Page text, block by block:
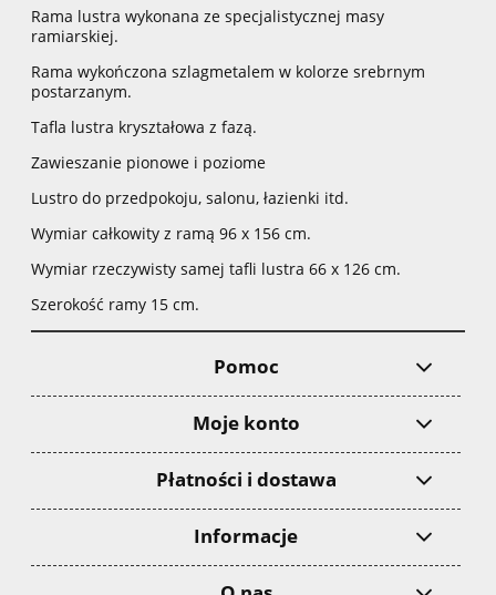
Rama lustra wykonana ze specjalistycznej masy
ramiarskiej.
Rama wykończona szlagmetalem w kolorze srebrnym
postarzanym.
Tafla lustra kryształowa z fazą.
Zawieszanie pionowe i poziome
Lustro do przedpokoju, salonu, łazienki itd.
Wymiar całkowity z ramą 96 x 156 cm.
Wymiar rzeczywisty samej tafli lustra 66 x 126 cm.
Szerokość ramy 15 cm.
Pomoc
Moje konto
Płatności i dostawa
Informacje